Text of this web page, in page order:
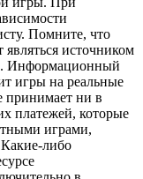
Помните, что
являться источником
Информационный
игры на реальные
принимает ни в
платежей, которые
играми,
либо